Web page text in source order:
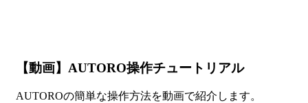
【動画】AUTORO操作チュートリアル
AUTOROの簡単な操作方法を動画で紹介します。